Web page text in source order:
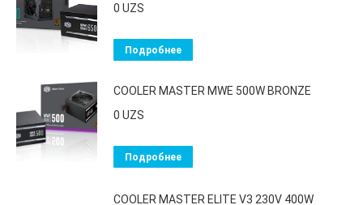
0 UZS
Подробнее
COOLER MASTER MWE 500W BRONZE
0 UZS
Подробнее
COOLER MASTER ELITE V3 230V 400W